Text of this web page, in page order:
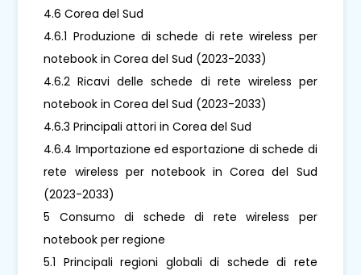
4.6 Corea del Sud
4.6.1 Produzione di schede di rete wireless per
notebook in Corea del Sud (2023-2033)
4.6.2 Ricavi delle schede di rete wireless per
notebook in Corea del Sud (2023-2033)
4.6.3 Principali attori in Corea del Sud
4.6.4 Importazione ed esportazione di schede di
rete wireless per notebook in Corea del Sud
(2023-2033)
5 Consumo di schede di rete wireless per
notebook per regione
5.1 Principali regioni globali di schede di rete